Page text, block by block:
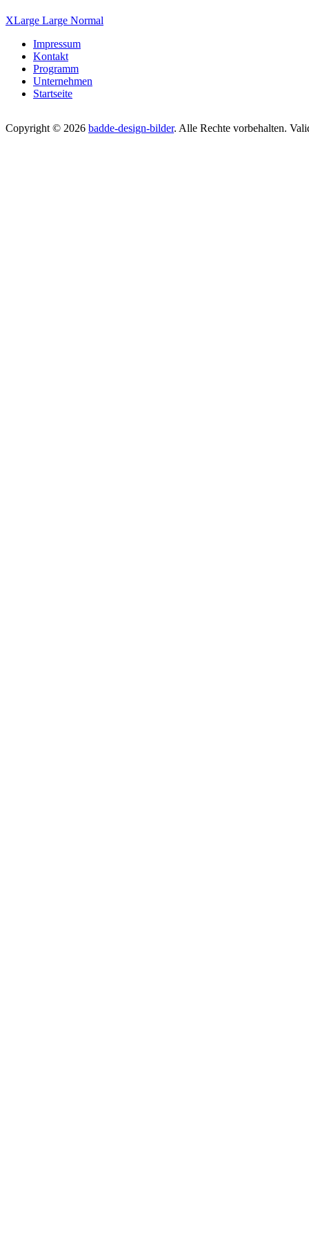
XLarge Large Normal
Impressum
Kontakt
Programm
Unternehmen
Startseite
Copyright © 2026 badde-design-bilder. Alle Rechte vorbehalten.